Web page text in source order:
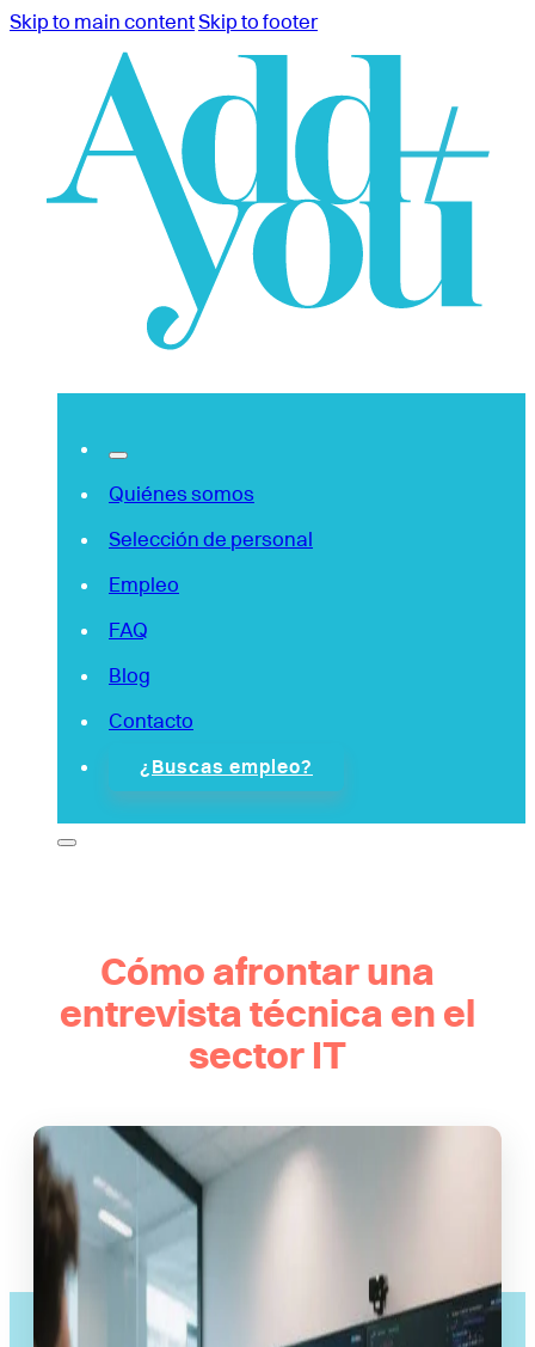
Skip to main contentSkip to footer
Quiénes somos
Selección de personal
Empleo
FAQ
Blog
Contacto
¿Buscas empleo?
Cómo afrontar una
entrevista técnica en el
sector IT